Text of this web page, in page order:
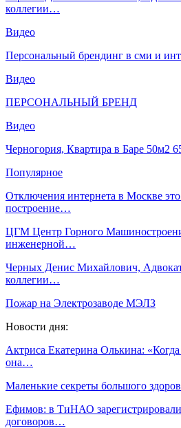
коллегии…
Видео
Персональный брендинг в сми и
Видео
ПЕРСОНАЛЬНЫЙ БРЕНД
Видео
Черногория, Квартира в Баре 50м2
Популярное
Отключения интернета в Москве это
построение…
ЦГМ Центр Горного
инженерной…
Черных Денис Михайлович,
коллегии…
Пожар на Электрозаводе МЭЛЗ
Новости дня:
Актриса Екатерина Олькина:
она…
Маленькие секреты большого
Ефимов: в ТиНАО зарегистрировали
договоров…